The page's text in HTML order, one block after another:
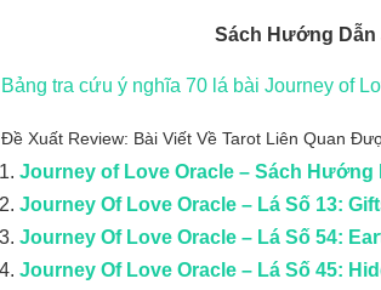
Sách Hướng Dẫn
Bảng tra cứu ý nghĩa 70 lá bài Journey of
Đề Xuất Review: Bài Viết Về Tarot Liên Quan
Journey of Love Oracle – Sách Hướng
Journey Of Love Oracle – Lá Số 13:
Journey Of Love Oracle – Lá Số 54:
Journey Of Love Oracle – Lá Số 45: